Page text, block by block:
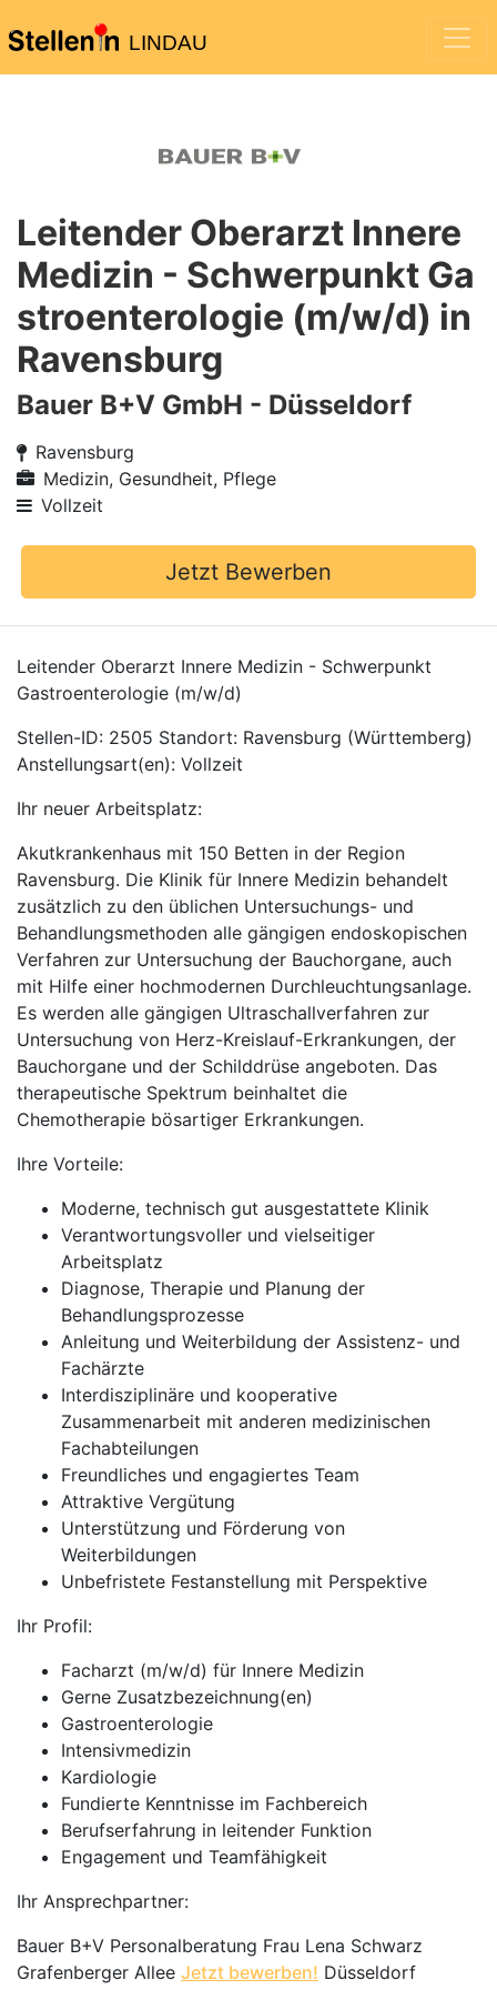
LINDAU
Leitender Oberarzt Innere
Medizin - Schwerpunkt Ga
stroenterologie (m/w/d) in
Ravensburg
Bauer B+V GmbH - Düsseldorf
Ravensburg
Medizin, Gesundheit, Pflege
Vollzeit
Jetzt Bewerben
Leitender Oberarzt Innere Medizin - Schwerpunkt
Gastroenterologie (m/w/d)
Stellen-ID: 2505 Standort: Ravensburg (Württemberg)
Anstellungsart(en): Vollzeit
Ihr neuer Arbeitsplatz:
Akutkrankenhaus mit 150 Betten in der Region
Ravensburg. Die Klinik für Innere Medizin behandelt
zusätzlich zu den üblichen Untersuchungs- und
Behandlungsmethoden alle gängigen endoskopischen
Verfahren zur Untersuchung der Bauchorgane, auch
mit Hilfe einer hochmodernen Durchleuchtungsanlage.
Es werden alle gängigen Ultraschallverfahren zur
Untersuchung von Herz-Kreislauf-Erkrankungen, der
Bauchorgane und der Schilddrüse angeboten. Das
therapeutische Spektrum beinhaltet die
Chemotherapie bösartiger Erkrankungen.
Ihre Vorteile:
Moderne, technisch gut ausgestattete Klinik
Verantwortungsvoller und vielseitiger
Arbeitsplatz
Diagnose, Therapie und Planung der
Behandlungsprozesse
Anleitung und Weiterbildung der Assistenz- und
Fachärzte
Interdisziplinäre und kooperative
Zusammenarbeit mit anderen medizinischen
Fachabteilungen
Freundliches und engagiertes Team
Attraktive Vergütung
Unterstützung und Förderung von
Weiterbildungen
Unbefristete Festanstellung mit Perspektive
Ihr Profil:
Facharzt (m/w/d) für Innere Medizin
Gerne Zusatzbezeichnung(en)
Gastroenterologie
Intensivmedizin
Kardiologie
Fundierte Kenntnisse im Fachbereich
Berufserfahrung in leitender Funktion
Engagement und Teamfähigkeit
Ihr Ansprechpartner:
Bauer B+V Personalberatung Frau Lena Schwarz
Grafenberger Allee Jetzt bewerben! Düsseldorf